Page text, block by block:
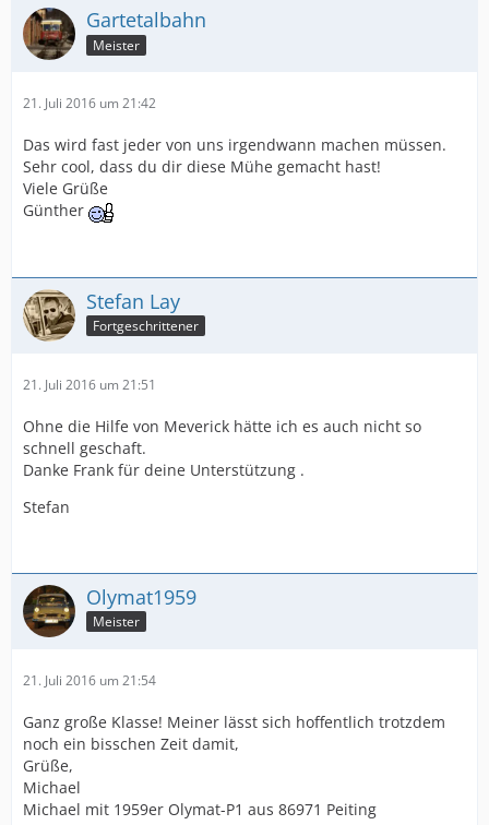
Gartetalbahn
Meister
21. Juli 2016 um 21:42
Das wird fast jeder von uns irgendwann machen müssen.
Sehr cool, dass du dir diese Mühe gemacht hast!
Viele Grüße
Günther
Stefan Lay
Fortgeschrittener
21. Juli 2016 um 21:51
Ohne die Hilfe von Meverick hätte ich es auch nicht so
schnell geschaft.
Danke Frank für deine Unterstützung .
Stefan
Olymat1959
Meister
21. Juli 2016 um 21:54
Ganz große Klasse! Meiner lässt sich hoffentlich trotzdem
noch ein bisschen Zeit damit,
Grüße,
Michael
Michael mit 1959er Olymat-P1 aus 86971 Peiting